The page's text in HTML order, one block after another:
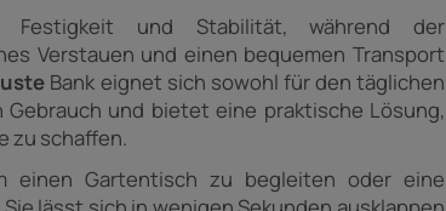
und Stabilität, während der
Verstauen und einen bequemen Transport
Bank eignet sich sowohl für den täglichen
und bietet eine praktische Lösung,
zu schaffen.
einen Gartentisch zu begleiten oder eine